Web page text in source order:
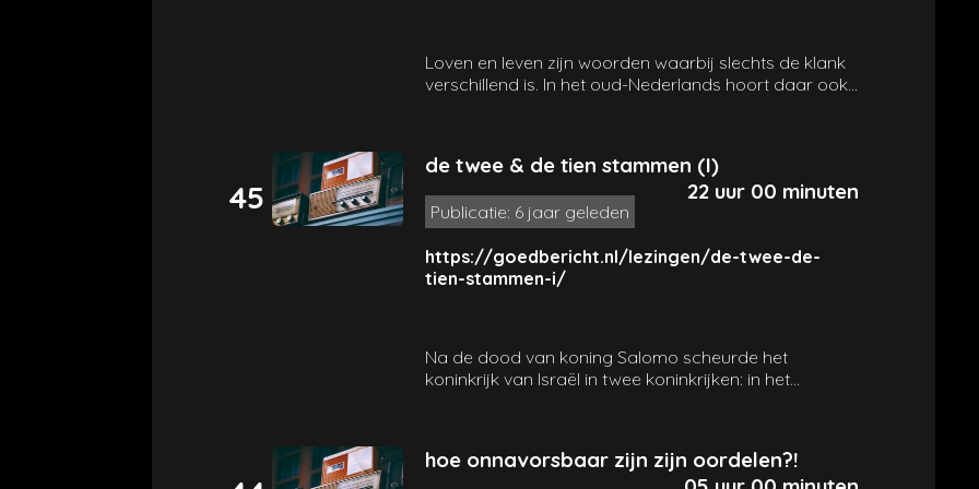
Loven en leven zijn woorden waarbij slechts de klank
verschillend is. In het oud-Nederlands hoort daar ook
daardoor waarde, niets is voor niets. Elk ding en alles
wat plaats vindt, krijgt zin en doel. Omdat Hij de GOD
is die alles eenplaats geeft
45
de twee & de tien stammen (I)
22 uur 00 minuten
Publicatie: 6 jaar geleden
https://goedbericht.nl/lezingen/de-twee-de-
tien-stammen-i/
Na de dood van koning Salomo scheurde het
koninkrijk van Israël in twee koninkrijken: in het
ballingschap en ongeveer anderhalve eeuw later
hoe onnavorsbaar zijn zijn oordelen?!